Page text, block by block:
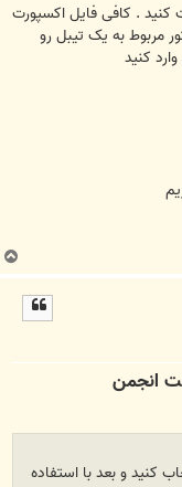
کنید . کافی فایل اکسپورت
مربوط به یک تیبل رو
ب
ا
کنید و بعد با استفاده